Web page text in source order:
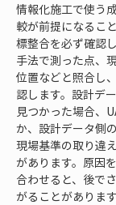
情報化施工で使う
較が前提になるこ
標整合を必ず確認
手法で測った点、
位置などと照合し
認します。設計デ
見つかった場合、
か、設計データ側
現場基準の取り違
があります。原因
合わせると、後で
がることがあります